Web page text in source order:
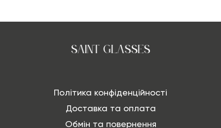
Політика конфіденційності
Доставка та оплата
Обмін та повернення